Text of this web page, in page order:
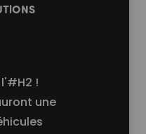
#H2 !
une